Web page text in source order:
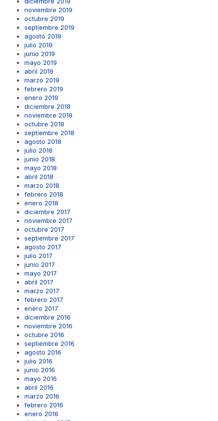
noviembre 2019
octubre 2019
septiembre 2019
agosto 2019
julio 2019
junio 2019
mayo 2019
abril 2019
marzo 2019
febrero 2019
enero 2019
diciembre 2018
noviembre 2018
octubre 2018
septiembre 2018
agosto 2018
julio 2018
junio 2018
mayo 2018
abril 2018
marzo 2018
febrero 2018
enero 2018
diciembre 2017
noviembre 2017
octubre 2017
septiembre 2017
agosto 2017
julio 2017
junio 2017
mayo 2017
abril 2017
marzo 2017
febrero 2017
enero 2017
diciembre 2016
noviembre 2016
octubre 2016
septiembre 2016
agosto 2016
julio 2016
junio 2016
mayo 2016
abril 2016
marzo 2016
febrero 2016
enero 2016